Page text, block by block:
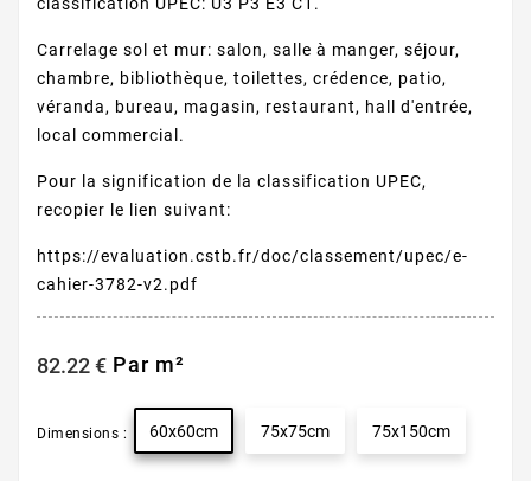
classification UPEC: U3 P3 E3 C1.
Carrelage sol et mur: salon, salle à manger, séjour,
chambre, bibliothèque, toilettes, crédence, patio,
véranda, bureau, magasin, restaurant, hall d'entrée,
local commercial.
Pour la signification de la classification UPEC,
recopier le lien suivant:
https://evaluation.cstb.fr/doc/classement/upec/e-
cahier-3782-v2.pdf
82.22 € Par m²
Dimensions : 60x60cm 75x75cm 75x150cm